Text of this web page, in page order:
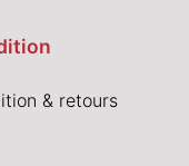
& retours